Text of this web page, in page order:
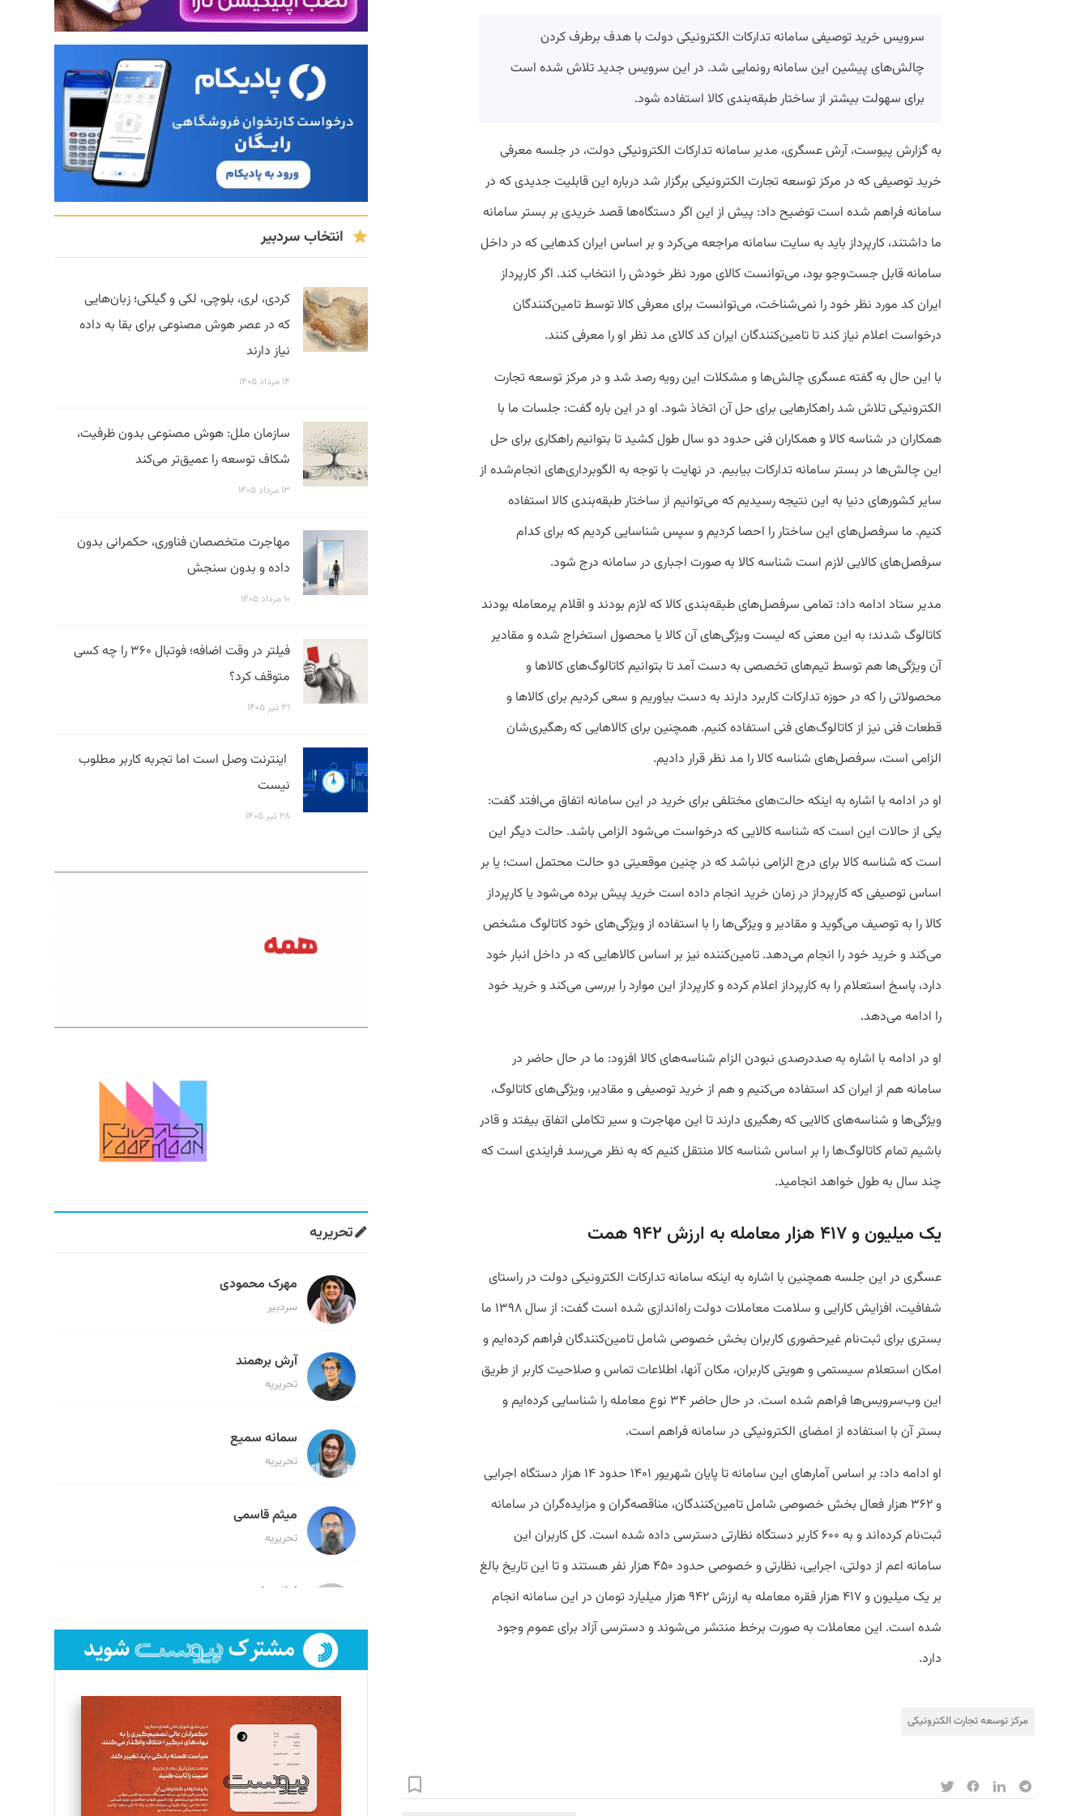
سرویس خرید توصیفی سامانه تدارکات الکترونیکی دولت با هدف برطرف کردن
چالش‌های پیشین این سامانه رونمایی شد. در این سرویس جدید تلاش شده است
برای سهولت بیشتر از ساختار طبقه‌بندی کالا استفاده شود.
به گزارش پیوست، آرش عسگری، مدیر سامانه تدارکات الکترونیکی دولت، در جلسه معرفی
خرید توصیفی که در مرکز توسعه تجارت الکترونیکی برگزار شد درباره این قابلیت جدیدی که در
سامانه فراهم شده است توضیح داد: پیش از این اگر دستگاه‌ها قصد خریدی بر بستر سامانه
ما داشتند، کارپرداز باید به سایت سامانه مراجعه می‌کرد و بر اساس ایران کدهایی که در داخل
سامانه قابل جست‌وجو بود، می‌توانست کالای مورد نظر خودش را انتخاب کند. اگر کارپرداز
ایران کد مورد نظر خود را نمی‌شناخت، می‌توانست برای معرفی کالا توسط تامین‌کنندگان
درخواست اعلام نیاز کند تا تامین‌کنندگان ایران کد کالای مد نظر او را معرفی کنند.
با این حال به گفته عسگری چالش‌ها و مشکلات این رویه رصد شد و در مرکز توسعه تجارت
الکترونیکی تلاش شد راهکارهایی برای حل آن اتخاذ شود. او در این باره گفت: جلسات ما با
همکاران در شناسه کالا و همکاران فنی حدود دو سال طول کشید تا بتوانیم راهکاری برای حل
این چالش‌ها در بستر سامانه تدارکات بیابیم. در نهایت با توجه به الگوبرداری‌های انجام‌شده از
سایر کشورهای دنیا به این نتیجه رسیدیم که می‌توانیم از ساختار طبقه‌بندی کالا استفاده
کنیم. ما سرفصل‌های این ساختار را احصا کردیم و سپس شناسایی کردیم که برای کدام
سرفصل‌های کالایی لازم است شناسه کالا به صورت اجباری در سامانه درج شود.
مدیر ستاد ادامه داد: تمامی سرفصل‌های طبقه‌بندی کالا که لازم بودند و اقلام پرمعامله بودند
کاتالوگ شدند؛ به این معنی که لیست ویژگی‌های آن کالا یا محصول استخراج شده و مقادیر
آن ویژگی‌ها هم توسط تیم‌های تخصصی به دست آمد تا بتوانیم کاتالوگ‌های کالاها و
محصولاتی را که در حوزه تدارکات کاربرد دارند به دست بیاوریم و سعی کردیم برای کالاها و
قطعات فنی نیز از کاتالوگ‌های فنی استفاده کنیم. همچنین برای کالاهایی که رهگیری‌شان
الزامی است، سرفصل‌های شناسه‌ کالا را مد نظر قرار دادیم.
او در ادامه با اشاره به اینکه حالت‌های مختلفی برای خرید در این سامانه اتفاق می‌افتد گفت:‌
یکی از حالات این است که شناسه کالایی که درخواست می‌شود الزامی باشد. حالت دیگر این
است که شناسه کالا برای درج الزامی نباشد که در چنین موقعیتی دو حالت محتمل است؛ یا بر
اساس توصیفی که کارپرداز در زمان خرید انجام داده است خرید پیش برده می‌شود یا کارپرداز
کالا را به توصیف می‌گوید و مقادیر و ویژگی‌ها را با استفاده از ویژگی‌های خود کاتالوگ مشخص
می‌کند و خرید خود را انجام می‌دهد. تامین‌کننده نیز بر اساس کالاهایی که در داخل انبار خود
دارد، پاسخ استعلام را به کارپرداز اعلام کرده و کارپرداز این موارد را بررسی می‌کند و خرید خود
را ادامه می‌دهد.
او در ادامه با اشاره به صددرصدی نبودن الزام شناسه‌های کالا افزود: ما در حال حاضر در
سامانه هم از ایران کد استفاده می‌کنیم و هم از خرید توصیفی و مقادیر، ویژگی‌های کاتالوگ،
ویژگی‌ها و شناسه‌های کالایی که رهگیری دارند تا این مهاجرت و سیر تکاملی اتفاق بیفتد و قادر
باشیم تمام کاتالوگ‌ها را بر اساس شناسه کالا منتقل کنیم که به نظر می‌رسد فرایندی است که
چند سال به طول خواهد انجامید.
یک میلیون و ۴۱۷ هزار معامله به ارزش ۹۴۲ همت
عسگری در این جلسه همچنین با اشاره به اینکه سامانه تدارکات الکترونیکی دولت در راستای
شفافیت، افزایش کارایی و سلامت معاملات دولت راه‌اندازی شده است گفت: از سال ۱۳۹۸ ما
بستری برای ثبت‌نام غیرحضوری کاربران بخش خصوصی شامل تامین‌کنندگان فراهم کرده‌ایم و
امکان استعلام سیستمی و هویتی کاربران، مکان آنها، اطلاعات تماس و صلاحیت کاربر از طریق
این وب‌سرویس‌ها فراهم شده است. در حال حاضر ۳۴ نوع معامله را شناسایی کرده‌ایم و
بستر آن با استفاده از امضای الکترونیکی در سامانه فراهم است.
او ادامه داد: بر اساس آمارهای این سامانه تا پایان شهریور ۱۴۰۱ حدود ۱۴ هزار دستگاه اجرایی
و ۳۶۲ هزار فعال بخش خصوصی شامل تامین‌کنندگان، مناقصه‌گران و مزایده‌گران در سامانه
ثبت‌نام کرده‌اند و به ۶۰۰ کاربر دستگاه نظارتی دسترسی داده شده است. کل کاربران این
سامانه اعم از دولتی، اجرایی، نظارتی و خصوصی حدود ۴۵۰ هزار نفر هستند و تا این تاریخ بالغ
بر یک میلیون و ۴۱۷ هزار فقره معامله به ارزش ۹۴۲ هزار میلیارد تومان در این سامانه انجام
شده است. این معاملات به صورت برخط منتشر می‌شوند و دسترسی آزاد برای عموم وجود
دارد.
مرکز توسعه تجارت الکترونیکی
انتخاب سردبیر
کردی، لری، بلوچی، لکی و گیلکی؛ زبان‌هایی
که در عصر هوش مصنوعی برای بقا به داده
نیاز دارند
۱۴ مرداد ۱۴۰۵
سازمان ملل: هوش مصنوعی بدون ظرفیت،
شکاف توسعه را عمیق‌تر می‌کند
۱۳ مرداد ۱۴۰۵
مهاجرت متخصصان فناوری، حکمرانی بدون
داده و بدون سنجش
۱۰ مرداد ۱۴۰۵
فیلتر در وقت اضافه؛ فوتبال ۳۶۰ را چه کسی
متوقف کرد؟
۳۱ تیر ۱۴۰۵
اینترنت وصل است اما تجربه کاربر مطلوب
نیست
۲۸ تیر ۱۴۰۵
تحریریه
مهرک محمودی
سردبیر
آرش برهمند
تحریریه
سمانه سمیع
تحریریه
میثم قاسمی
تحریریه
لیلا حنارود
فائزه فتحی رستمی
تحریریه
سروش کرمیان
تحریریه